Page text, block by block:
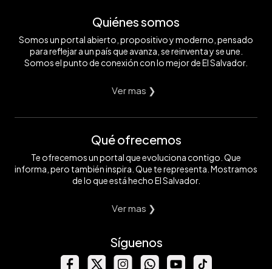
Quiénes somos
Somos un portal abierto, propositivo y moderno, pensado
para reflejar a un país que avanza, se reinventa y se une.
Somos el punto de conexión con lo mejor de El Salvador.
Ver mas ❯
Qué ofrecemos
Te ofrecemos un portal que evoluciona contigo. Que
informa, pero también inspira. Que te representa. Mostramos
de lo que está hecho El Salvador.
Ver mas ❯
Síguenos